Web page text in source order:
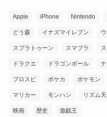
Apple iPhone Nintendo
どう森 イナズマイレブン
スプラトゥーン スマブラ
ドラクエ ドラゴンボール
プロスピ ポケカ ポケモン
マリカー モンハン リズム
映画 歴史 遊戯王